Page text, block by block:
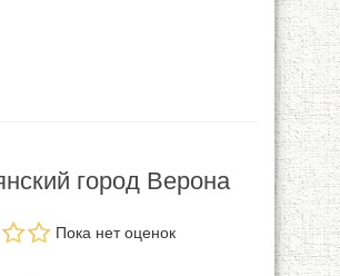
город Верона
Пока нет оценок